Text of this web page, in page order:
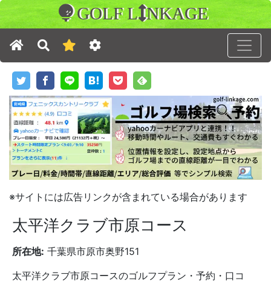
GOLF L NKAGE
※サイトには広告リンクが含まれている場合があります
太平洋クラブ市原コース
所在地: 千葉県市原市奥野151
太平洋クラブ市原コースのゴルフプラン・予約・口コ